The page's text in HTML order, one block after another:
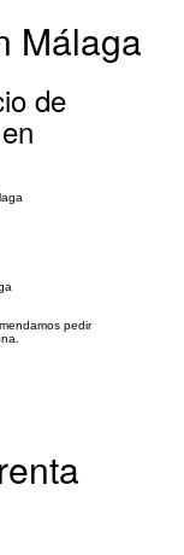
Málaga
de
pedir